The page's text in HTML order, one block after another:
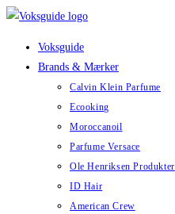
Skip
Voksguide
Brands & Mærker
Calvin Klein Parfume
Ecooking
Moroccanoil
Parfume Versace
Ole Henriksen Produkter
ID Hair
American Crew